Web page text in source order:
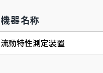
機器名称